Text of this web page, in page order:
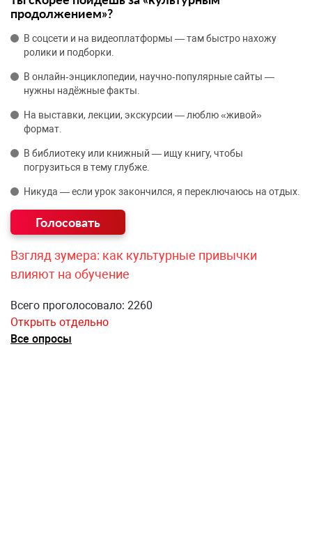
продолжением»?
В соцсети и на видеоплатформы — там быстро нахожу
ролики и подборки.
В онлайн‑энциклопедии, научно‑популярные сайты —
нужны надёжные факты.
На выставки, лекции, экскурсии — люблю «живой»
формат.
В библиотеку или книжный — ищу книгу, чтобы
погрузиться в тему глубже.
Никуда — если урок закончился, я переключаюсь на отдых.
Взгляд зумера: как культурные привычки
влияют на обучение
Всего проголосовало: 2260
Открыть отдельно
Все опросы